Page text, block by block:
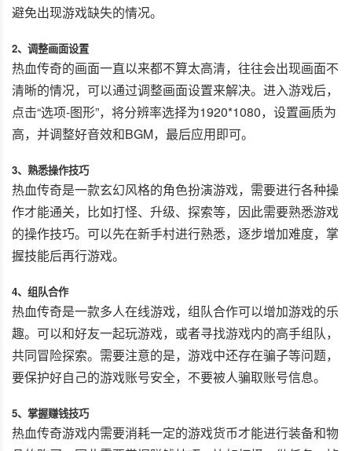
避免出现游戏缺失的情况。
2、调整画面设置
热血传奇的画面一直以来都不算太高清，往往会出现画面不
清晰的情况，可以通过调整画面设置来解决。进入游戏后，
点击“选项-图形”，将分辨率选择为1920*1080，设置画质为
高，并调整好音效和BGM，最后应用即可。
3、熟悉操作技巧
热血传奇是一款玄幻风格的角色扮演游戏，需要进行各种操
作才能通关，比如打怪、升级、探索等，因此需要熟悉游戏
的操作技巧。可以先在新手村进行熟悉，逐步增加难度，掌
握技能后再行游戏。
4、组队合作
热血传奇是一款多人在线游戏，组队合作可以增加游戏的乐
趣。可以和好友一起玩游戏，或者寻找游戏内的高手组队，
共同冒险探索。需要注意的是，游戏中还存在骗子等问题，
要保护好自己的游戏账号安全，不要被人骗取账号信息。
5、掌握赚钱技巧
热血传奇游戏内需要消耗一定的游戏货币才能进行装备和物